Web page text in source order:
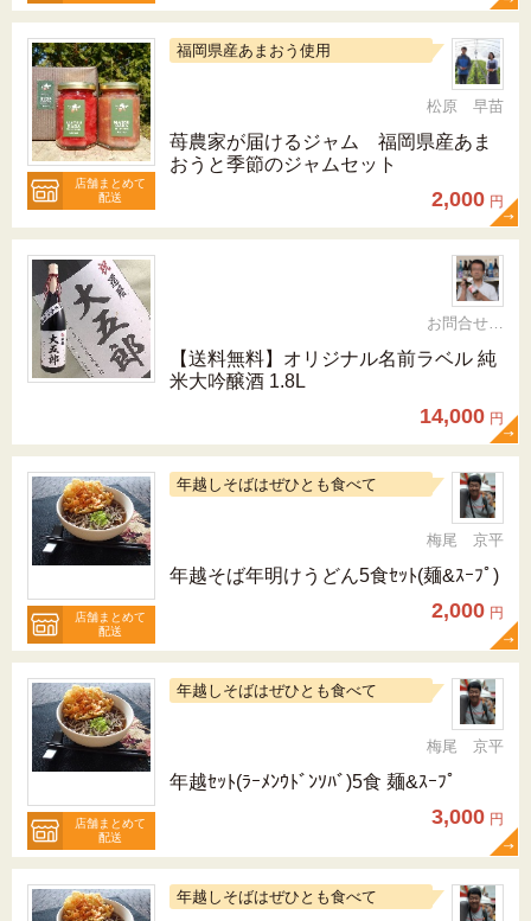
店舗まとめて
配送
福岡県産あまおう使用
松原 早苗
苺農家が届けるジャム 福岡県産あま
おうと季節のジャムセット
2,000 円
お問合せ 092-321-1597
【送料無料】オリジナル名前ラベル 純
米大吟醸酒 1.8L
14,000 円
店舗まとめて
配送
年越しそばはぜひとも食べて
梅尾 京平
年越そば年明けうどん5食ｾｯﾄ(麺&ｽｰﾌﾟ)
2,000 円
店舗まとめて
配送
年越しそばはぜひとも食べて
梅尾 京平
年越ｾｯﾄ(ﾗｰﾒﾝｳﾄﾞﾝｿﾊﾞ)5食 麺&ｽｰﾌﾟ
3,000 円
年越しそばはぜひとも食べて